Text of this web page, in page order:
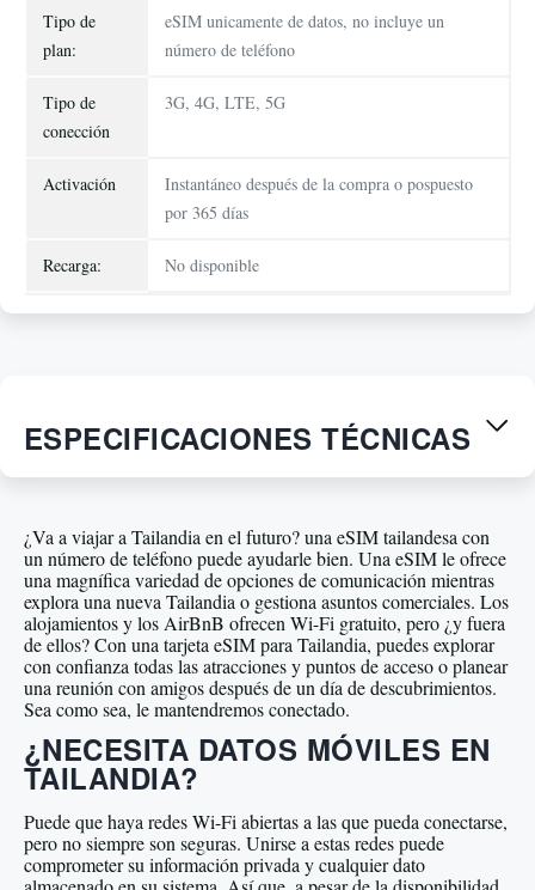
Tipo de
plan:
eSIM unicamente de datos, no incluye un
número de teléfono
Tipo de
conección
3G, 4G, LTE, 5G
Activación
Instantáneo después de la compra o pospuesto
por 365 días
Recarga: No disponible
ESPECIFICACIONES TÉCNICAS
¿Va a viajar a Tailandia en el futuro? una eSIM tailandesa con
un número de teléfono puede ayudarle bien. Una eSIM le ofrece
una magnífica variedad de opciones de comunicación mientras
explora una nueva Tailandia o gestiona asuntos comerciales. Los
alojamientos y los AirBnB ofrecen Wi-Fi gratuito, pero ¿y fuera
de ellos? Con una tarjeta eSIM para Tailandia, puedes explorar
con confianza todas las atracciones y puntos de acceso o planear
una reunión con amigos después de un día de descubrimientos.
Sea como sea, le mantendremos conectado.
¿NECESITA DATOS MÓVILES EN
TAILANDIA?
Puede que haya redes Wi-Fi abiertas a las que pueda conectarse,
pero no siempre son seguras. Unirse a estas redes puede
comprometer su información privada y cualquier dato